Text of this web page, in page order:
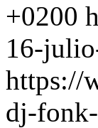
+0200
16-
https://
dj-